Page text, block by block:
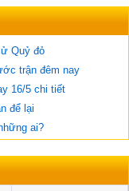
Quỷ đỏ
trận đêm nay
16/5 chi tiết
để lại
ai?